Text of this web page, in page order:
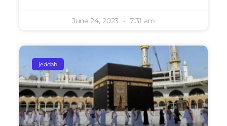
June 24, 2023 7:31 am
jeddah